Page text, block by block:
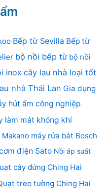
Bếp từ Sevilla Bếp từ
bộ nồi bếp từ bộ nồi
inox cây lau nhà loại tốt
nhà Thái Lan Gia dụng
hút ẩm công nghiệp
làm mát không khí
máy rửa bát Bosch
điện Sato Nồi áp suất
cây đứng Ching Hai
treo tường Ching Hai